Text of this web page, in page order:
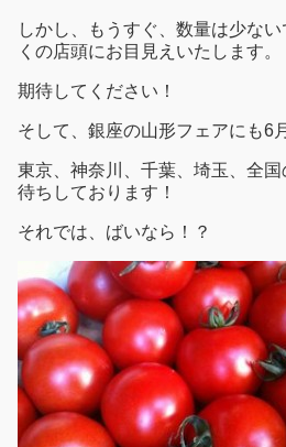
しかし、もうすぐ、数量は少な
くの店頭にお目見えいたします。
期待してください！
そして、銀座の山形フェアにも6
東京、神奈川、千葉、埼玉、全
待ちしております！
それでは、ばいなら！？